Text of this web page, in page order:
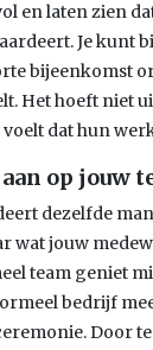
en laten zien
Je kunt
bijeenkomst
Het hoeft niet
voelt dat hun
op jouw
dezelfde
wat jouw
team geniet
bedrijf
Door